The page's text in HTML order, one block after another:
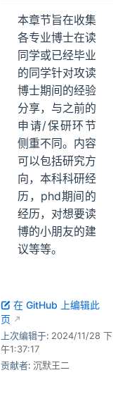
本章节旨在收集
各专业博士在读
同学或已经毕业
的同学针对攻读
博士期间的经验
分享，与之前的
申请/保研环节
侧重不同。内容
可以包括研究方
向，本科科研经
历，phd期间的
经历，对想要读
博的小朋友的建
议等等。
在 GitHub 上编辑此
页
上次编辑于: 2024/11/28 下
午1:37:17
贡献者: 沉默王二